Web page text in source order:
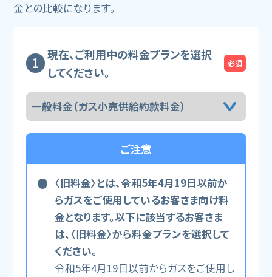
金との比較になります。
現在、ご利用中の料金プランを選択
してください。
必須
ご注意
〈旧料金〉とは、令和5年4月19日以前か
らガスをご使用しているお客さま向け料
金となります。以下に該当するお客さま
は、〈旧料金〉から料金プランを選択して
ください。
令和5年4月19日以前からガスをご使用し